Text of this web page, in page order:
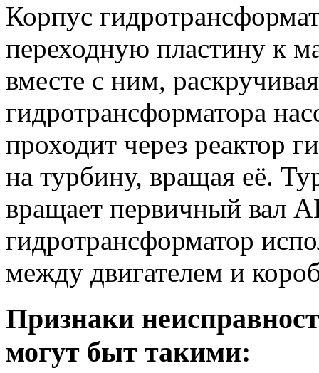
Корпус
переходную пластину к
вместе с ним,
гидротрансформатора
проходит через реактор
на турбину, вращая её.
вращает первичный вал
гидротрансформатор
между двигателем и
Признаки
могут быт такими: